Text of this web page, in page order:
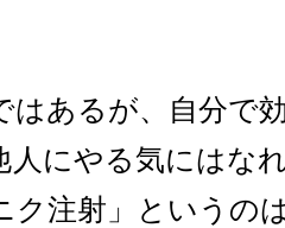
はあるが、自分で
人にやる気にはな
ク注射」というの